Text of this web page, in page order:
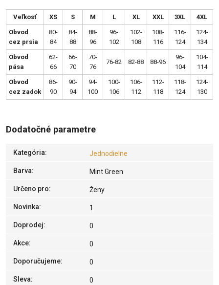
Veľkosť XS S M L XL XXL 3XL 4XL
Obvod
cez prsia
80-
84
84-
88
88-
96
96-
102
102-
108
108-
116
116-
124
124-
134
Obvod
pása
62-
66
66-
70
70-
76
76-82 82-88 88-96
96-
104
104-
114
Obvod
cez zadok
86-
90
90-
94
94-
100
100-
106
106-
112
112-
118
118-
124
124-
130
Dodatočné parametre
Kategória: Jednodielne
Barva: Mint Green
Určeno pro: Ženy
Novinka: 1
Doprodej: 0
Akce: 0
Doporučujeme: 0
Sleva: 0